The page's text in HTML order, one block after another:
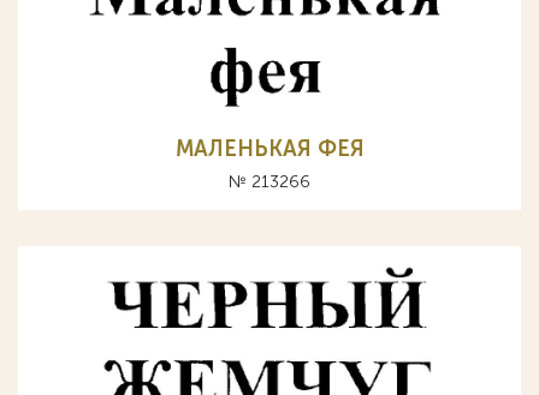
МАЛЕНЬКАЯ ФЕЯ
№ 213266